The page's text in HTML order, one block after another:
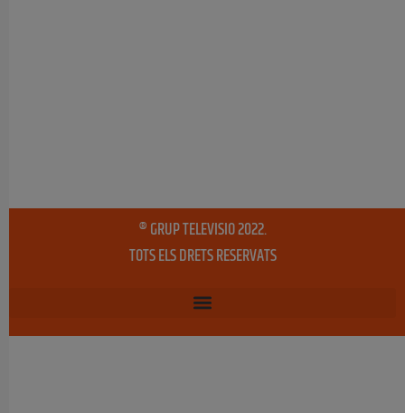
® GRUP TELEVISIO 2022.
TOTS ELS DRETS RESERVATS